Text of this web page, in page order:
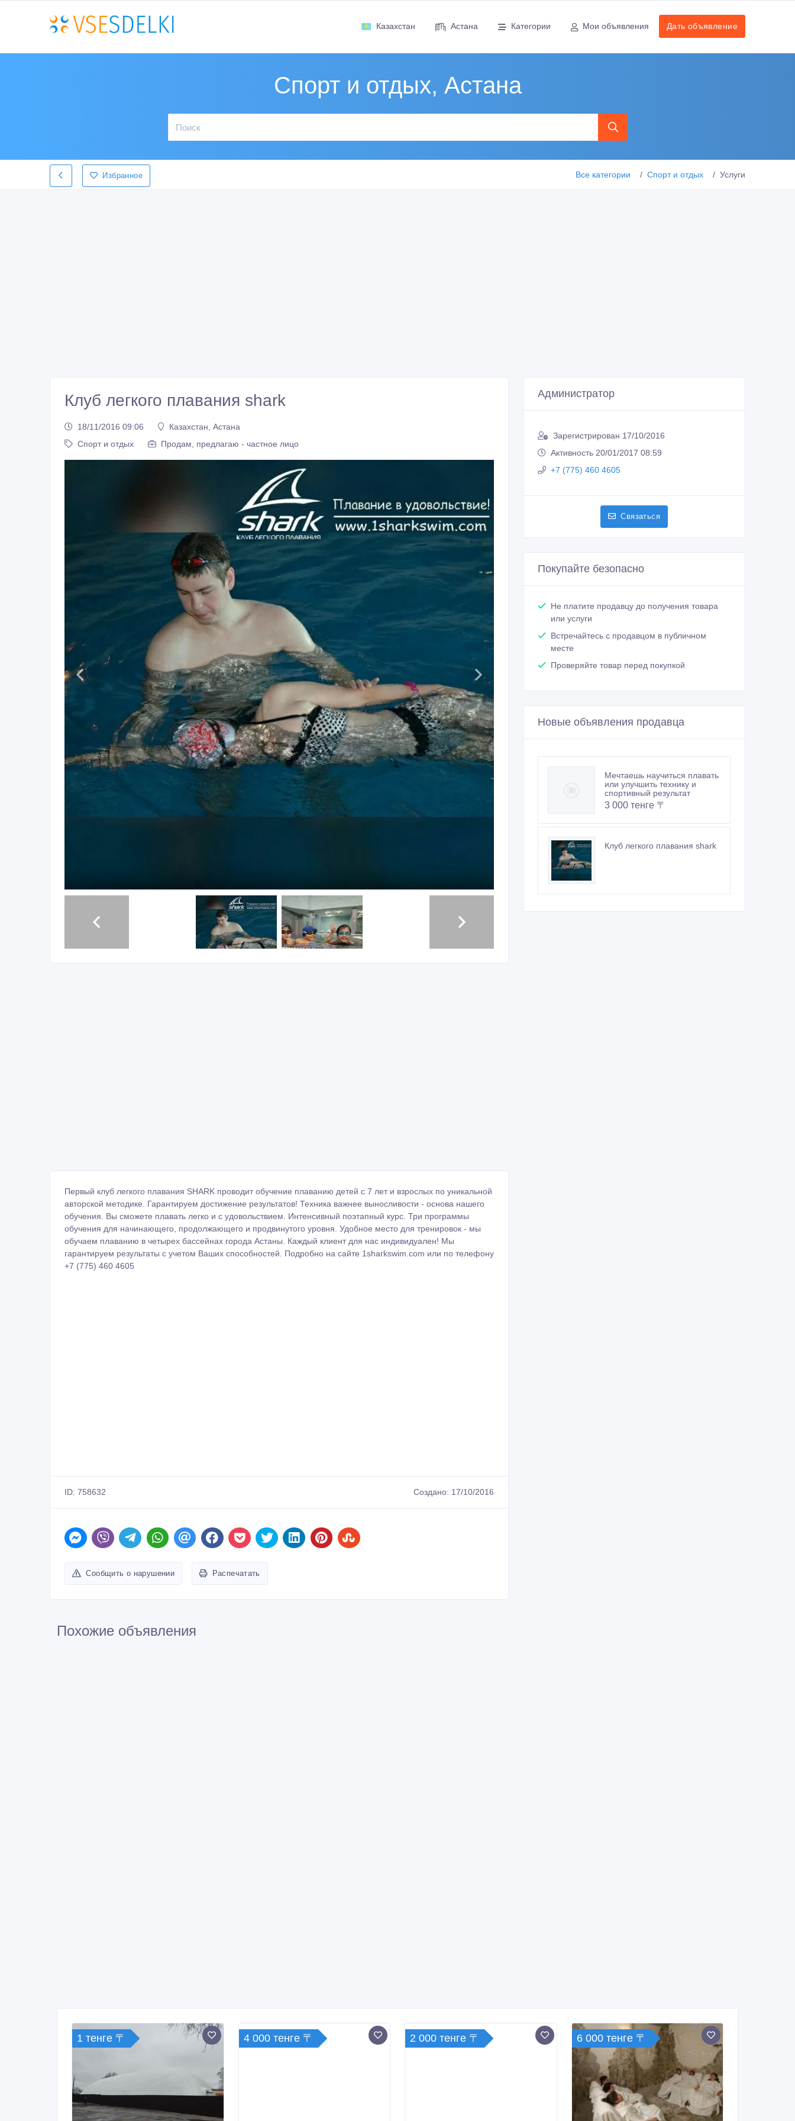
Казахстан Астана Категории Мои объявления Дать объявление
Спорт и отдых, Астана
Избранное Все категории Спорт и отдых Услуги
Клуб легкого плавания shark
18/11/2016 09:06
Казахстан, Астана
Спорт и отдых
Продам, предлагаю - частное лицо
Первый клуб легкого плавания SHARK проводит обучение плаванию детей с 7 лет и взрослых по уникальной
авторской методике. Гарантируем достижение результатов! Техника важнее выносливости - основа нашего
обучения. Вы сможете плавать легко и с удовольствием. Интенсивный поэтапный курс. Три программы
обучения для начинающего, продолжающего и продвинутого уровня. Удобное место для тренировок - мы
обучаем плаванию в четырех бассейнах города Астаны. Каждый клиент для нас индивидуален! Мы
гарантируем результаты с учетом Ваших способностей. Подробно на сайте 1sharkswim.com или по телефону
+7 (775) 460 4605
ID: 758632 Создано: 17/10/2016
Сообщить о нарушении Распечатать
Администратор
Зарегистрирован 17/10/2016
Активность 20/01/2017 08:59
+7 (775) 460 4605
Связаться
Покупайте безопасно
Не платите продавцу до получения товара
или услуги
Встречайтесь с продавцом в публичном
месте
Проверяйте товар перед покупкой
Новые объявления продавца
Мечтаешь научиться плавать
или улучшить технику и
спортивный результат
3 000 тенге 〒
Клуб легкого плавания shark
Похожие объявления
1 тенге 〒 4 000 тенге 〒 2 000 тенге 〒 6 000 тенге 〒